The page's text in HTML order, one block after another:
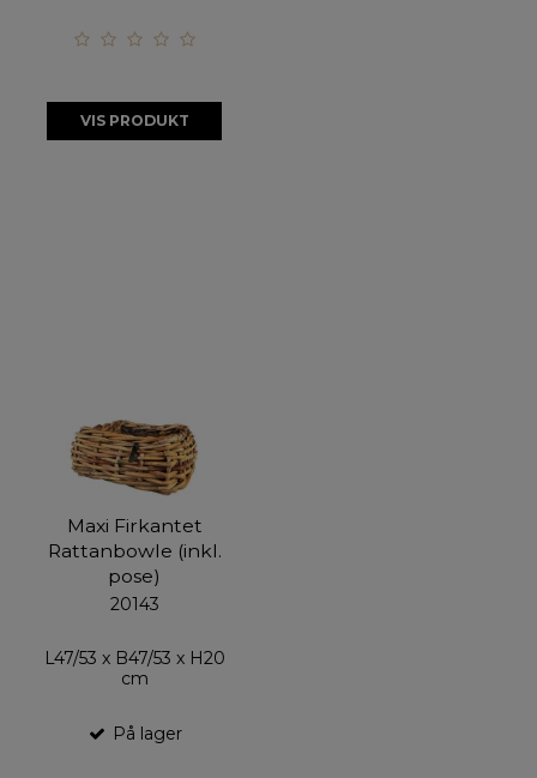
VIS PRODUKT
Maxi Firkantet
Rattanbowle (inkl.
pose)
20143
L47/53 x B47/53 x H20
cm
På lager